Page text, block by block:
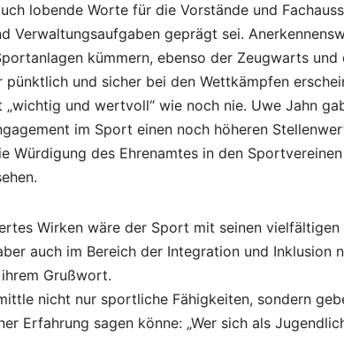
lobende Worte für die Vorstände und
Verwaltungsaufgaben geprägt sei.
kümmern, ebenso der Zeugwarts
und sicher bei den Wettkämpfen
„wichtig und wertvoll“ wie noch nie. Uwe Jahn
im Sport einen noch höheren
Würdigung des Ehrenamtes in den
Wirken wäre der Sport mit seinen
auch im Bereich der Integration und Inklusion
Grußwort.
nicht nur sportliche Fähigkeiten, sondern
Erfahrung sagen könne: „Wer sich als